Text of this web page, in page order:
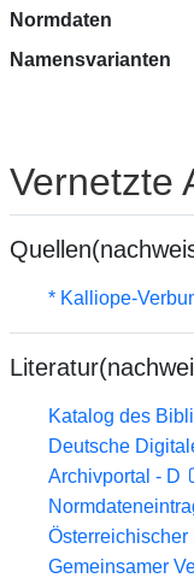
Normdaten
Namensvarianten
Vernetzte
* Kalliope-
Katalog des
Deutsche
Archivportal - D
Gemeinsamer